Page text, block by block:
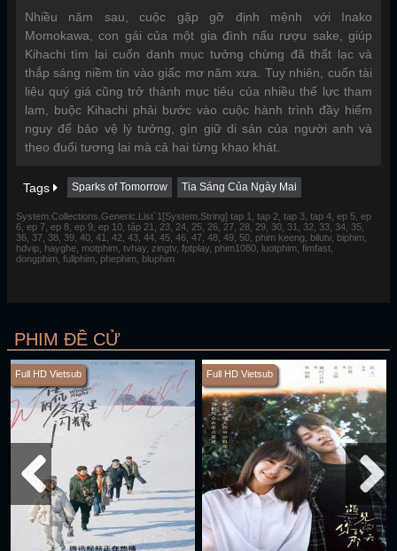
Nhiều năm sau, cuộc gặp gỡ định mệnh với Inako
Momokawa, con gái của một gia đình nấu rượu sake, giúp
Kihachi tìm lại cuốn danh mục tưởng chừng đã thất lạc và
thắp sáng niềm tin vào giấc mơ năm xưa. Tuy nhiên, cuốn tài
liệu quý giá cũng trở thành mục tiêu của nhiều thế lực tham
lam, buộc Kihachi phải bước vào cuộc hành trình đầy hiểm
nguy để bảo vệ lý tưởng, gìn giữ di sản của người anh và
theo đuổi tương lai mà cả hai từng khao khát.
Tags Sparks of Tomorrow Tia Sáng Của Ngày Mai
System.Collections.Generic.List`1[System.String] tap 1, tap 2, tap 3, tap 4, ep 5, ep
6, ep 7, ep 8, ep 9, ep 10, tập 21, 23, 24, 25, 26, 27, 28, 29, 30, 31, 32, 33, 34, 35,
36, 37, 38, 39, 40, 41, 42, 43, 44, 45, 46, 47, 48, 49, 50, phim keeng, bilutv, biphim,
hdvip, hayghe, motphim, tvhay, zingtv, fptplay, phim1080, luotphim, fimfast,
dongphim, fullphim, phephim, bluphim
PHIM ĐỀ CỬ
Full HD Vietsub Full HD Vietsub